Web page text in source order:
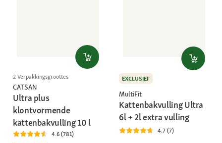
2 Verpakkingsgroottes
CATSAN
Ultra plus
klontvormende
kattenbakvulling 10 l
4.6 (781)
EXCLUSIEF
MultiFit
Kattenbakvulling Ultra
6l + 2l extra vulling
4.7 (7)